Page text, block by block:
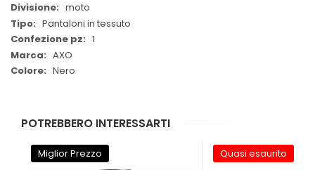
moto
Pantaloni in tessuto
1
AXO
Nero
POTREBBERO INTERESSARTI
Miglior Prezzo Quasi esaurito